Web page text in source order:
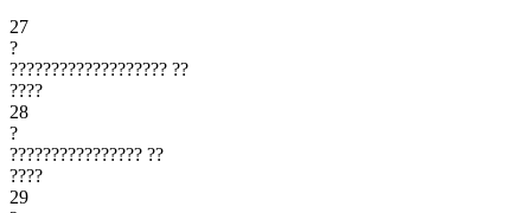
27
?
??????????????????? ??
????
28
?
???????????????? ??
????
29